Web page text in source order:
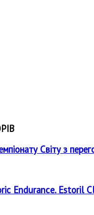
Світу з
Endurance. Estoril